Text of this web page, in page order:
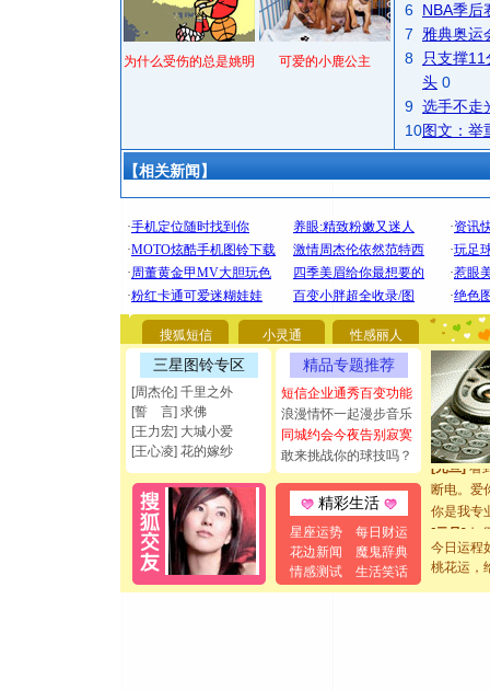
为什么受伤的总是姚明 可爱的小鹿公主
6 NBA季后
7
雅典奥运
8
只支撑
头 0
9 选手不走
10图文：举
【相关新闻】
搜狐短信 小灵通 性感丽人
三星图铃专区
[周杰伦] 千里之外
[誓 言] 求佛
[王力宏] 大城小爱
[王心凌] 花的嫁纱
精品专题推荐
短信企业通秀百变功能
浪漫情怀一起漫步音乐
同城约会今夜告别寂寞
敢来挑战你的球技吗？
精彩生活
星座运势
每日财运
花边新闻
魔鬼辞典
情感测试
生活笑话
[圣诞节]
你太多
要平安！
[圣诞节]
能正大光
都要快乐
[圣诞节]
如意,快
[元旦]看
断电。爱
你是我专
[元旦] 如
起；二是
离。水晶
[元旦]当
今日运程
桃花运，